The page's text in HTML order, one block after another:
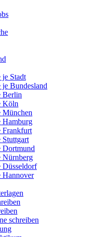
je Stadt
je Bundesland
Berlin
Köln
München
Hamburg
Frankfurt
Stuttgart
Dortmund
Nürnberg
Düsseldorf
Hannover
schreiben